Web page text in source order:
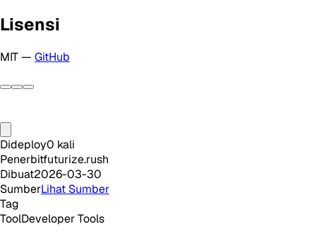
Lisensi
MIT — GitHub
Dideploy0 kali
Penerbitfuturize.rush
Dibuat2026-03-30
SumberLihat Sumber
Tag
ToolDeveloper Tools